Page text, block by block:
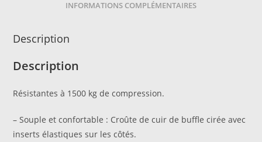
INFORMATIONS COMPLÉMENTAIRES
Description
Description
Résistantes à 1500 kg de compression.
– Souple et confortable : Croûte de cuir de buffle cirée avec
inserts élastiques sur les côtés.